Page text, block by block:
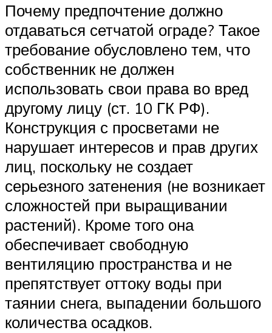
Почему предпочтение должно
отдаваться сетчатой ограде? Такое
требование обусловлено тем, что
собственник не должен
использовать свои права во вред
другому лицу (ст. 10 ГК РФ).
Конструкция с просветами не
нарушает интересов и прав других
лиц, поскольку не создает
серьезного затенения (не возникает
сложностей при выращивании
растений). Кроме того она
обеспечивает свободную
вентиляцию пространства и не
препятствует оттоку воды при
таянии снега, выпадении большого
количества осадков.